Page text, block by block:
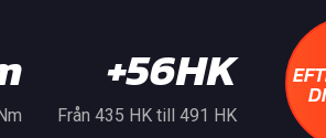
+56HK
Från 435 HK till 491 HK